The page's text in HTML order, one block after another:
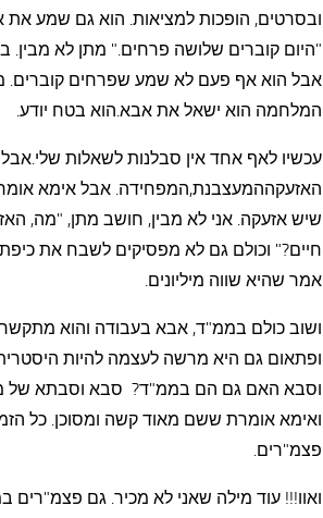
ובסרטים, הופכות למציאות. הוא גם שמע
"היום קוברים שלושה פרחים." מתן לא מבין.
אבל הוא אף פעם לא שמע שפרחים קוברים.
המלחמה הוא ישאל את אבא.הוא בטח יודע.
עכשיו לאף אחד אין סבלנות לשאלות
האזעקההמעצבנת,המפחידה. אבל אימא
שיש אזעקה. אני לא מבין, חושב מתן, "מה,
חיים?" וכולם גם לא מפסיקים לשבח את
אמר שהיא שווה מיליונים.
ושוב כולם בממ"ד, אבא בעבודה והוא
ופתאום גם היא מרשה לעצמה להיות
וסבא האם גם הם בממ"ד? סבא וסבתא של
ואימא אומרת ששם מאוד קשה ומסוכן. כל
פצמ"רים.
ואוו!!! עוד מילה שאני לא מכיר. גם פצמ"רים